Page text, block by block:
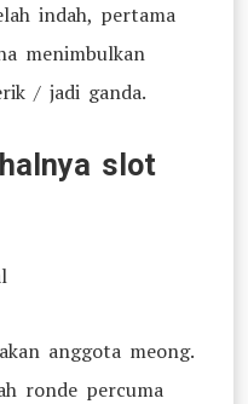
indah, pertama
menimbulkan
/ jadi ganda.
slot
anggota meong.
ronde percuma